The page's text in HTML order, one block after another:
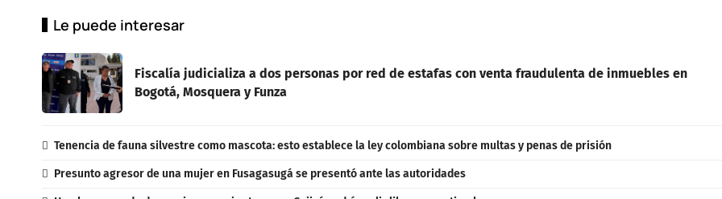
Le puede interesar
Fiscalía judicializa a dos personas por red de estafas con venta fraudulenta de inmuebles en
Bogotá, Mosquera y Funza
Tenencia de fauna silvestre como mascota: esto establece la ley colombiana sobre multas y penas de prisión
Presunto agresor de una mujer en Fusagasugá se presentó ante las autoridades